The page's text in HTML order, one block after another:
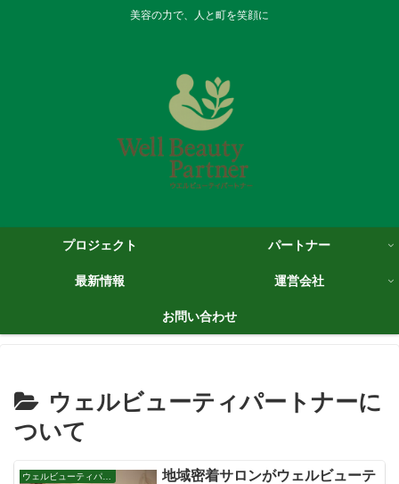
美容の力で、人と町を笑顔に
プロジェクト パートナー
最新情報 運営会社
お問い合わせ
ウェルビューティパートナーに
ついて
地域密着サロンがウェルビューテ